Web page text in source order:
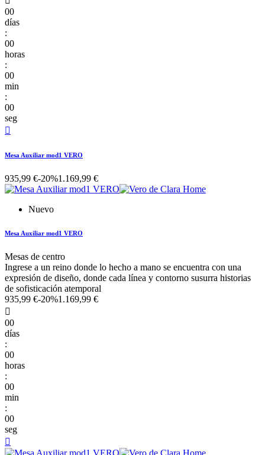
00
días
:
00
horas
:
00
min
:
00
seg

Mesa Auxiliar mod1 VERO
935,99 €-20%1.169,99 €
Nuevo
Mesa Auxiliar mod1 VERO
Mesas de centro
Ingrese a un reino donde lo hecho a mano se encuentra con una
expresión de diseño, donde cada línea y contorno susurra historias
de sofisticación atemporal
935,99 €-20%1.169,99 €

00
días
:
00
horas
:
00
min
:
00
seg
